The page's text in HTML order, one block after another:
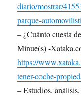
diario/mostrar/
parque-
– ¿Cuánto cuesta
Minue(s) -
https://
tener-coche-
– Estudios,